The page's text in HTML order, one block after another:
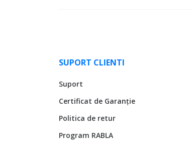
SUPORT CLIENTI
Suport
Certificat de Garanție
Politica de retur
Program RABLA